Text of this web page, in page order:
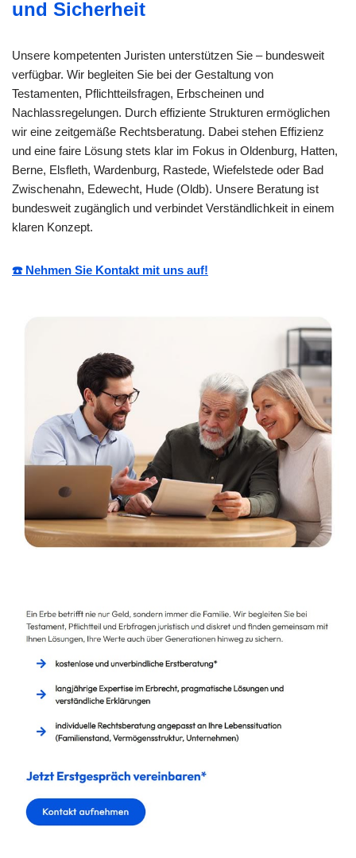
und Sicherheit
Unsere kompetenten Juristen unterstützen Sie – bundesweit
verfügbar. Wir begleiten Sie bei der Gestaltung von
Testamenten, Pflichtteilsfragen, Erbscheinen und
Nachlassregelungen. Durch effiziente Strukturen ermöglichen
wir eine zeitgemäße Rechtsberatung. Dabei stehen Effizienz
und eine faire Lösung stets klar im Fokus in Oldenburg, Hatten,
Berne, Elsfleth, Wardenburg, Rastede, Wiefelstede oder Bad
Zwischenahn, Edewecht, Hude (Oldb). Unsere Beratung ist
bundesweit zugänglich und verbindet Verständlichkeit in einem
klaren Konzept.
☎️ Nehmen Sie Kontakt mit uns auf!